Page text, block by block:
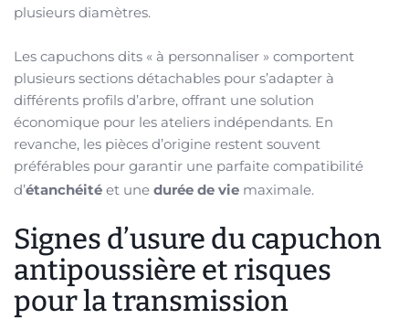
plusieurs diamètres.
Les capuchons dits « à personnaliser » comportent
plusieurs sections détachables pour s’adapter à
différents profils d’arbre, offrant une solution
économique pour les ateliers indépendants. En
revanche, les pièces d’origine restent souvent
préférables pour garantir une parfaite compatibilité
d’étanchéité et une durée de vie maximale.
Signes d’usure du capuchon
antipoussière et risques
pour la transmission